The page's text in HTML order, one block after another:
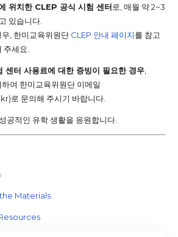
위치한 CLEP 공식 시험 센터로, 매월 약 2~3
있습니다.
, 한미교육위원단 CLEP 안내 페이지를 참고
세요.
센터 사용료에 대한 증빙이 필요한 경우
여 한미교육위원단 이메일
)로 문의해 주시기 바랍니다.
공적인 유학 생활을 응원합니다.
Materials